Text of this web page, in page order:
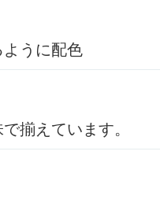
うに配色
揃えています。